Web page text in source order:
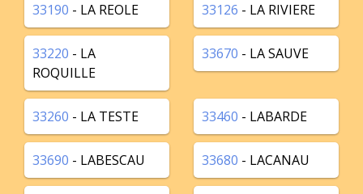
33190 - LA REOLE 33126 - LA RIVIERE
33220 - LA
ROQUILLE
33670 - LA SAUVE
33260 - LA TESTE 33460 - LABARDE
33690 - LABESCAU 33680 - LACANAU